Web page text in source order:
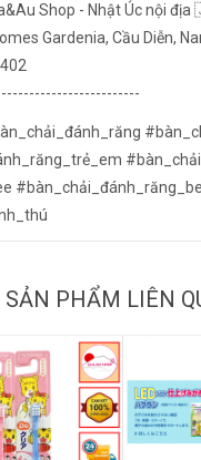
Shop - Nhật Úc nội
Gardenia, Cầu Diễn,
PHẨM LIÊN